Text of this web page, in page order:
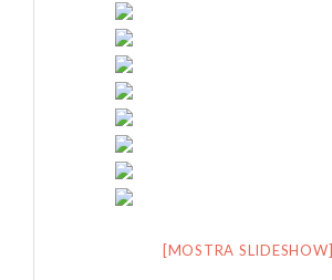
[MOSTRA SLIDESHOW]